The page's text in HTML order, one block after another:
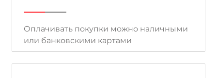
Оплачивать покупки можно наличными
или банковскими картами